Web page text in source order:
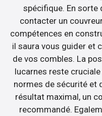
spécifique. En sorte
contacter un
compétences en
il saura vous guider et
de vos combles. La
lucarnes reste
normes de sécurité et
résultat maximal, un
recommandé.